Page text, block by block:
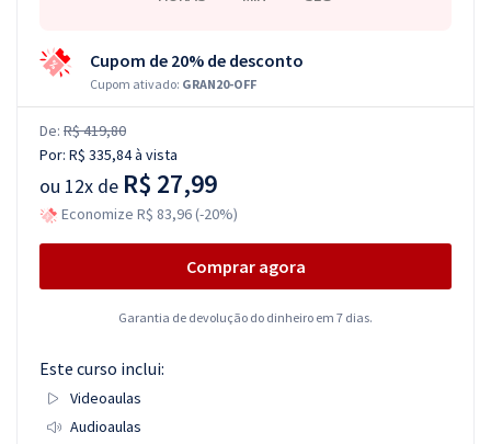
Cupom de 20% de desconto
Cupom ativado: GRAN20-OFF
De: R$ 419,80
Por: R$ 335,84à vista
ou 12x de R$ 27,99
Economize R$ 83,96 (-20%)
Comprar agora
Garantia de devolução do dinheiro em 7 dias.
Este curso inclui:
Videoaulas
Audioaulas